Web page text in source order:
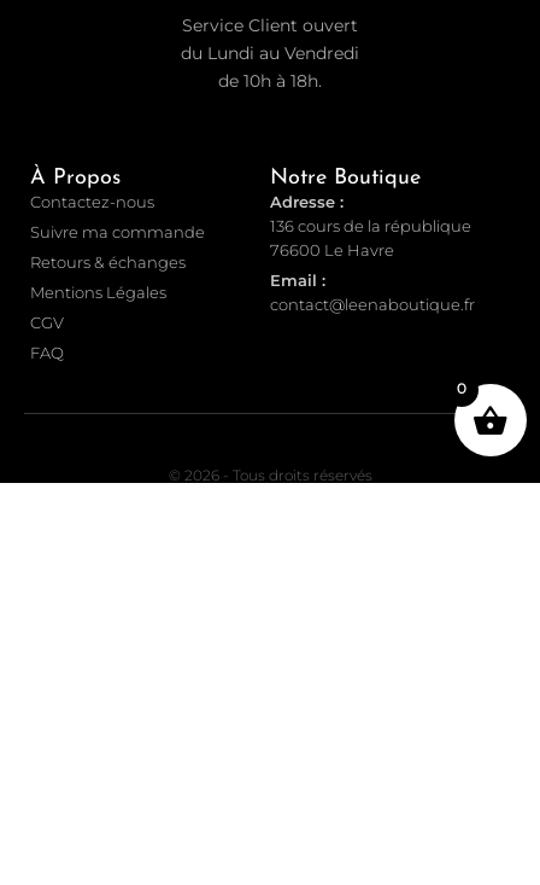
Service Client ouvert
du Lundi au Vendredi
de 10h à 18h.
À Propos
Contactez-nous
Suivre ma commande
Retours & échanges
Mentions Légales
CGV
FAQ
Notre Boutique
Adresse :
136 cours de la république
76600 Le Havre
Email :
contact@leenaboutique.fr
© 2026 - Tous droits réservés
0